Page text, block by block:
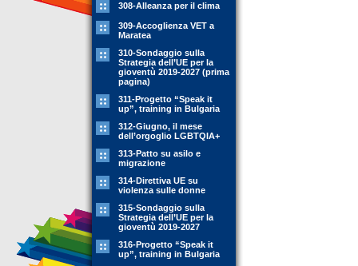
308-Alleanza per il clima
309-Accoglienza VET a
Maratea
310-Sondaggio sulla
Strategia dell’UE per la
gioventù 2019-2027 (prima
pagina)
311-Progetto “Speak it
up”, training in Bulgaria
312-Giugno, il mese
dell’orgoglio LGBTQIA+
313-Patto su asilo e
migrazione
314-Direttiva UE su
violenza sulle donne
315-Sondaggio sulla
Strategia dell’UE per la
gioventù 2019-2027
316-Progetto “Speak it
up”, training in Bulgaria